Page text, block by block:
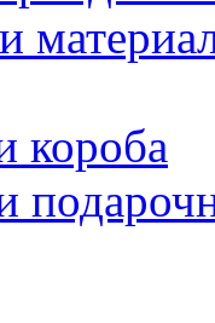
короба